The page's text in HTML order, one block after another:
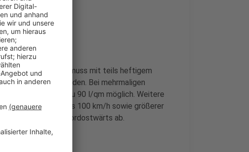
Uhr
heran. Dabei muss mit teils heftigem
Zeit gerechnet werden. Bei mehrmaligen
auch bis zu 90 l/qm möglich. Weitere
Sturmböen bis 100 km/h sowie größerer
die Gewitter nordostwärts ab.